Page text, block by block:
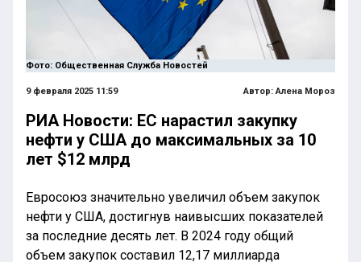
Фото: Общественная Служба Новостей
9 февраля 2025 11:59 Автор:Алена Мороз
РИА Новости: ЕС нарастил закупку
нефти у США до максимальных за 10
лет $12 млрд
Евросоюз значительно увеличил объем закупок
нефти у США, достигнув наивысших показателей
за последние десять лет. В 2024 году общий
объем закупок составил 12,17 миллиарда